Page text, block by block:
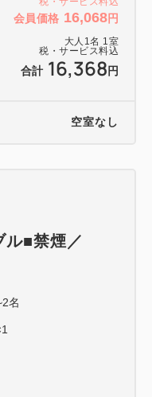
会員価格 16,068円
大人 1 名 1 室
税・サービス料込
合計 16,368 円
空室なし
ル■禁煙／
名